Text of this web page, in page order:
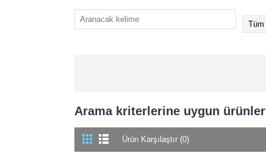
Arama kriterlerine uygun ürünler
Ürün Karşılaştır (0)